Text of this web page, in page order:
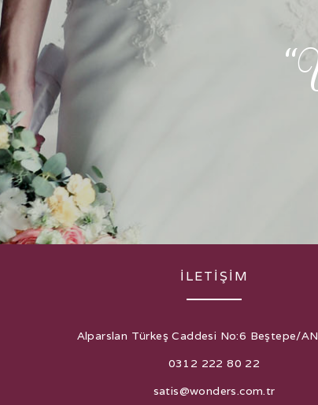
İLETİŞİM
Alparslan Türkeş Caddesi No:6 Beştepe/
0312 222 80 22
satis@wonders.com.tr